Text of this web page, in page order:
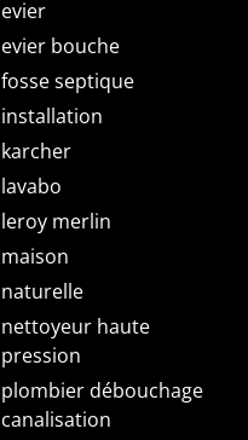
evier
evier bouche
fosse septique
installation
karcher
lavabo
leroy merlin
maison
naturelle
nettoyeur haute
pression
plombier débouchage
canalisation